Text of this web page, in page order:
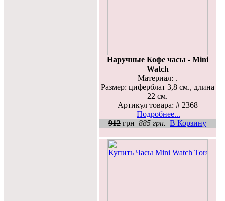
Наручные Кофе часы - Mini
Watch
Материал: .
Размер: циферблат 3,8 см., длина
22 см.
Артикул товара: # 2368
Подробнее...
912 грн 885 грн. В Корзину